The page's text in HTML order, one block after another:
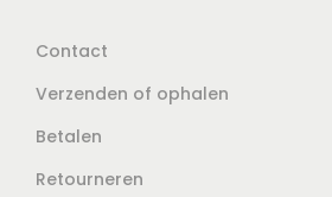
Contact
Verzenden of ophalen
Betalen
Retourneren